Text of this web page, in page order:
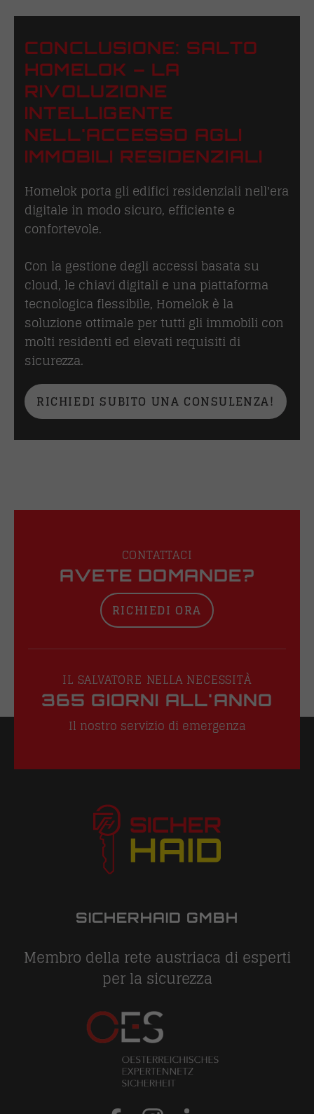
CONCLUSIONE: SALTO
HOMELOK – LA
RIVOLUZIONE
INTELLIGENTE
NELL'ACCESSO AGLI
IMMOBILI RESIDENZIALI
Homelok porta gli edifici residenziali nell'era
digitale in modo sicuro, efficiente e
confortevole.
Con la gestione degli accessi basata su
cloud, le chiavi digitali e una piattaforma
tecnologica flessibile, Homelok è la
soluzione ottimale per tutti gli immobili con
molti residenti ed elevati requisiti di
sicurezza.
RICHIEDI SUBITO UNA CONSULENZA!
CONTATTACI
AVETE DOMANDE?
RICHIEDI ORA
IL SALVATORE NELLA NECESSITÀ
365 GIORNI ALL'ANNO
Il nostro servizio di emergenza
SICHERHAID GMBH
Membro della rete austriaca di esperti
per la sicurezza